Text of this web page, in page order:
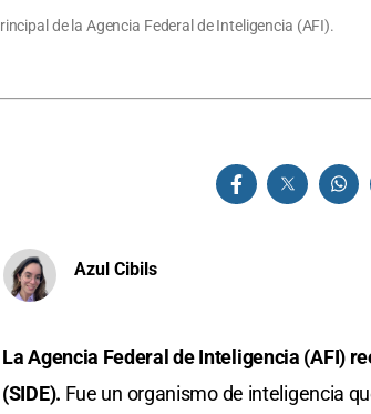
de la Agencia Federal de Inteligencia (AFI).
Azul Cibils
La Agencia Federal de Inteligencia (AFI)
(SIDE). Fue un organismo de inteligencia